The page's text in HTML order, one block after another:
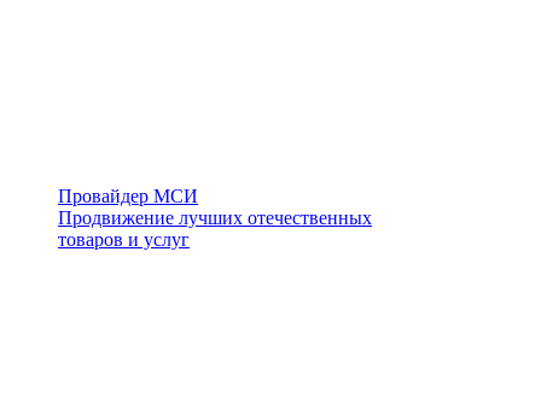
Провайдер МСИ
Продвижение лучших отечественных
товаров и услуг